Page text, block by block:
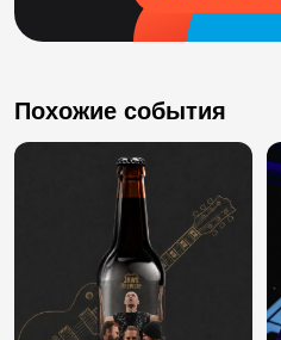
Похожие события